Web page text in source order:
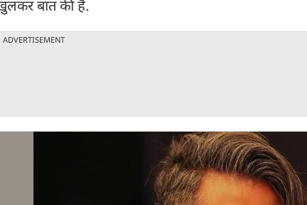
बात की है.
ADVERTISEMENT